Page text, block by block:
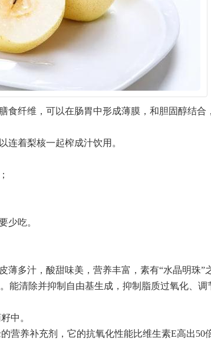
食纤维，可以在肠胃中形成薄膜，和胆固醇结合
连着梨核一起榨成汁饮用。
少吃。
薄多汁，酸甜味美，营养丰富，素有“水晶明珠”
能清除并抑制自由基生成，抑制脂质过氧化、
中。
养补充剂，它的抗氧化性能比维生素E高出50